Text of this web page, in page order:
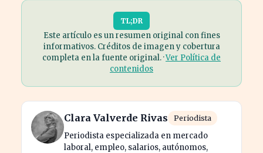
TL;DR
Este artículo es un resumen original con fines
informativos. Créditos de imagen y cobertura
completa en la fuente original. ·Ver Política de
contenidos
Clara Valverde Rivas Periodista
Periodista especializada en mercado
laboral, empleo, salarios, autónomos,